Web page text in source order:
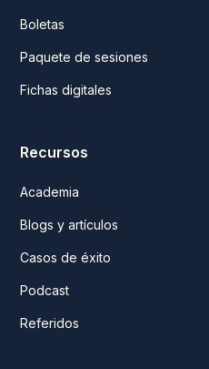
Boletas
Paquete de sesiones
Fichas digitales
Recursos
Academia
Blogs y artículos
Casos de éxito
Podcast
Referidos